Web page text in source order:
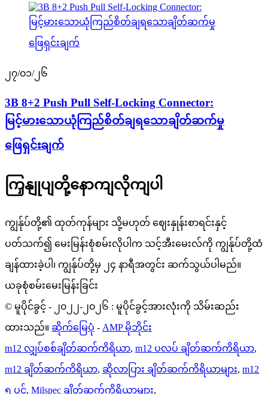
၂၇/၀၁/၂၆
3B 8+2 Push Pull Self-Locking Connector:
မြင့်မားသောယုံကြည်စိတ်ချရသောချိတ်ဆက်မှု
ဖြေရှင်းချက်
ကြှနျုပျတို့နောကျလိုကျပါ
ကျွန်ုပ်တို့၏ ထုတ်ကုန်များ သို့မဟုတ် ဈေးနှုန်းစာရင်းနှင့်
ပတ်သက်၍ မေးမြန်းစုံစမ်းလိုပါက သင့်အီးမေးလ်ကို ကျွန်ုပ်တို့ထံ
ချန်ထားခဲ့ပါ၊ ကျွန်ုပ်တို့မှ ၂၄ နာရီအတွင်း ဆက်သွယ်ပါမည်။
ယခုစုံစမ်းမေးမြန်းခြင်း
© မူပိုင်ခွင့် - ၂၀၂၂-၂၀၂၆ : မူပိုင်ခွင့်အားလုံးကို သိမ်းဆည်း
ထားသည်။ ဆိုက်မြေပုံ - AMP မိုဘိုင်း
m12 လျှပ်စစ်ချိတ်ဆက်ကိရိယာ, m12 ပလပ် ချိတ်ဆက်ကိရိယာ,
m12 ချိတ်ဆက်ကိရိယာ, ဆိုလာပြား ချိတ်ဆက်ကိရိယာများ, m12
၅ ပင်, Milspec ချိတ်ဆက်ကိရိယာများ,